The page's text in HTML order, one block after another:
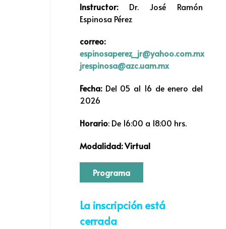
Instructor: Dr. José Ramón
Espinosa Pérez
correo:
espinosaperez_jr@yahoo.com.mx
jrespinosa@azc.uam.mx
Fecha:Del 05 al 16 de enero del
2026
Horario: De 16:00 a 18:00 hrs.
Modalidad: Virtual
Programa
La inscripción está
cerrada